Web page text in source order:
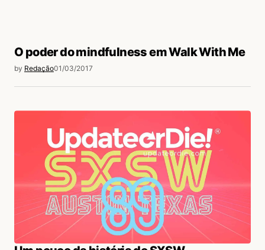
O poder do mindfulness em Walk With Me
by Redação01/03/2017